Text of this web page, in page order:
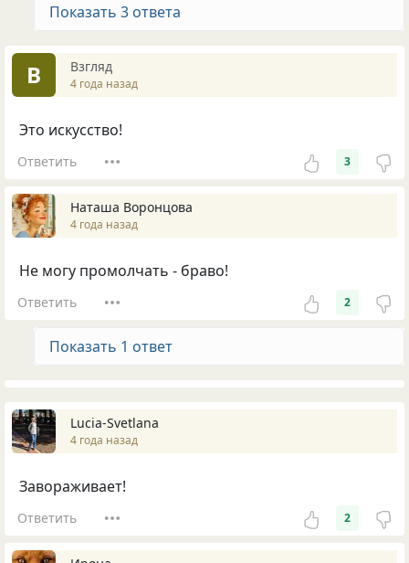
Показать 3 ответа
В Взгляд
4 года назад
Это искусство!
Ответить 3
Наташа Воронцова
4 года назад
Не могу промолчать - браво!
Ответить 2
Показать 1 ответ
Lucia-Svetlana
4 года назад
Завораживает!
Ответить 2